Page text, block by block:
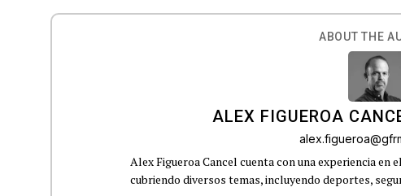
ABOUT THE
ALEX FIGUEROA
Alex Figueroa Cancel cuenta con una experiencia en
cubriendo diversos temas, incluyendo deportes,